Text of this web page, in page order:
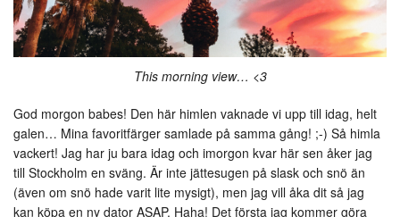
This morning view… <3
God morgon babes! Den här himlen vaknade vi upp till idag, helt
galen… Mina favoritfärger samlade på samma gång! ;-) Så himla
vackert! Jag har ju bara idag och imorgon kvar här sen åker jag
till Stockholm en sväng. Är inte jättesugen på slask och snö än
(även om snö hade varit lite mysigt), men jag vill åka dit så jag
kan köpa en ny dator ASAP. Haha! Det första jag kommer göra